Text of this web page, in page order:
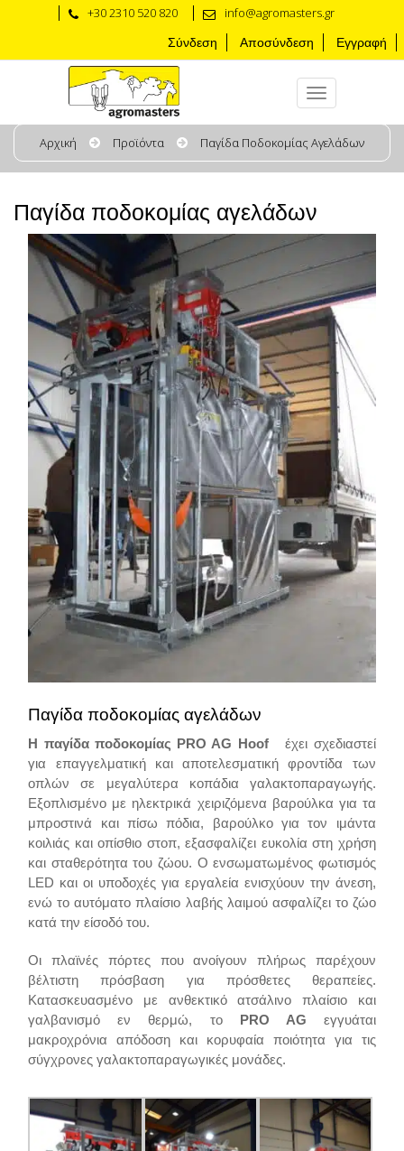
+30 2310 520 820 info@agromasters.gr
Σύνδεση Αποσύνδεση Εγγραφή
Αρχική Προϊόντα Παγίδα Ποδοκομίας Αγελάδων
Παγίδα ποδοκομίας αγελάδων
Παγίδα ποδοκομίας αγελάδων
Η παγίδα ποδοκομίας PRO AG Hoof
έχει σχεδιαστεί
για επαγγελματική και αποτελεσματική φροντίδα των
οπλών σε μεγαλύτερα κοπάδια γαλακτοπαραγωγής.
Εξοπλισμένο με ηλεκτρικά χειριζόμενα βαρούλκα για τα
μπροστινά και πίσω πόδια, βαρούλκο για τον ιμάντα
κοιλιάς και οπίσθιο στοπ, εξασφαλίζει ευκολία στη χρήση
και σταθερότητα του ζώου. Ο ενσωματωμένος φωτισμός
LED και οι υποδοχές για εργαλεία ενισχύουν την άνεση,
ενώ το αυτόματο πλαίσιο λαβής λαιμού ασφαλίζει το ζώο
κατά την είσοδό του.
Οι πλαϊνές πόρτες που ανοίγουν πλήρως παρέχουν
βέλτιστη πρόσβαση για πρόσθετες θεραπείες.
Κατασκευασμένο με ανθεκτικό ατσάλινο πλαίσιο και
γαλβανισμό εν θερμώ, το PRO AG εγγυάται
μακροχρόνια απόδοση και κορυφαία ποιότητα για τις
σύγχρονες γαλακτοπαραγωγικές μονάδες.